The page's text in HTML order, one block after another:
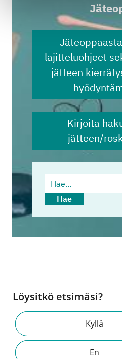
lajitteluohjeet
jätteen
Kirjoita
jätteen/
Hae…
Hae
Löysitkö etsimäsi?
Kyllä
En